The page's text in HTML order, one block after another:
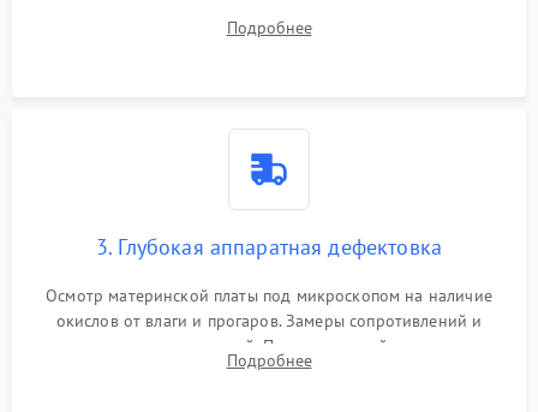
высохшей термопасты с кристаллов чипов.
Подробнее
3. Глубокая аппаратная дефектовка
Осмотр материнской платы под микроскопом на наличие
окислов от влаги и прогаров. Замеры сопротивлений и
дежурных напряжений. Проверка цепей питания,
мультиконтроллера, процессора и видеочипа.
Подробнее